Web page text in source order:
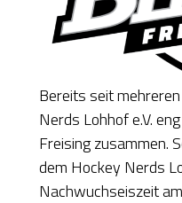
Bereits seit
Nerds Lohhof e.V.
Freising zusammen.
dem Hockey Nerds
Nachwuchseiszeit